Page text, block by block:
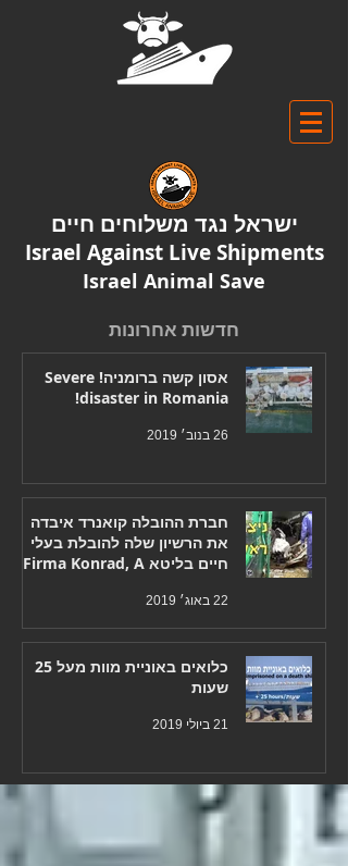
ישראל נגד משלוחים חיים
Israel Against Live Shipments
Israel Animal Save
חדשות אחרונות
אסון קשה ברומניה! Severe
disaster in Romania!
26 בנוב׳ 2019
חברת ההובלה קואנרד איבדה
את הרשיון שלה להובלת בעלי
חיים בליטא Firma Konrad, A
22 באוג׳ 2019
כלואים באוניית מוות מעל 25
שעות
21 ביולי 2019